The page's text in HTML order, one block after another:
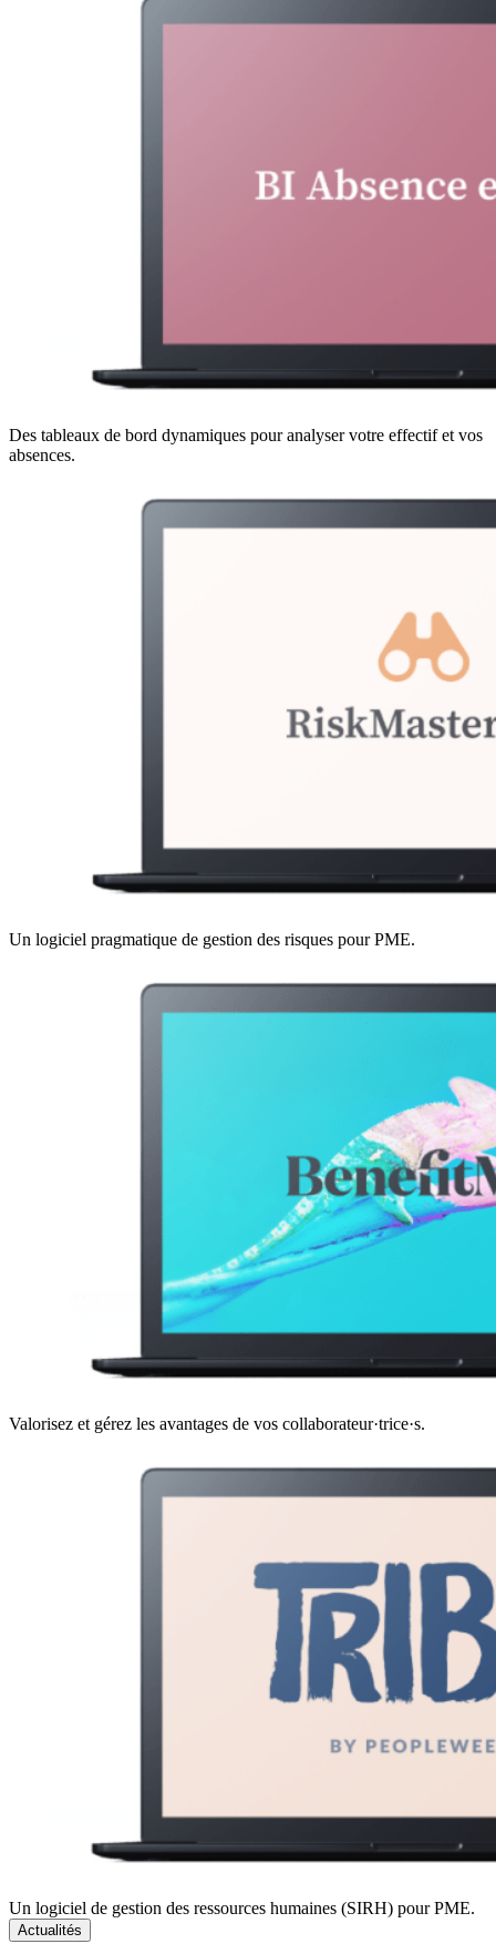
Des tableaux de bord dynamiques pour analyser votre effectif et vos
absences.
Un logiciel pragmatique de gestion des risques pour PME.
Valorisez et gérez les avantages de vos collaborateur·trice·s.
Un logiciel de gestion des ressources humaines (SIRH) pour PME.
Actualités